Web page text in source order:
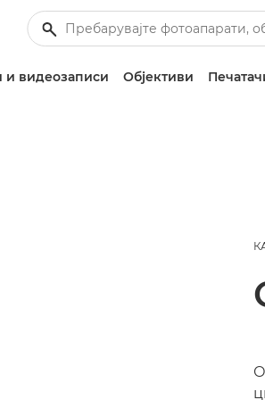
и видеозаписи Објективи